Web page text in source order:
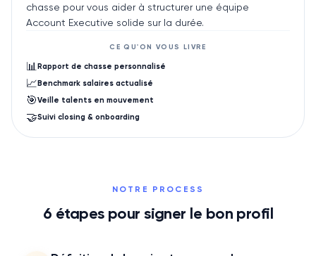
chasse pour vous aider à structurer une équipe
Account Executive solide sur la durée.
CE QU'ON VOUS LIVRE
📊 Rapport de chasse personnalisé
📈Benchmark salaires actualisé
🎯Veille talents en mouvement
🤝Suivi closing & onboarding
NOTRE PROCESS
6 étapes pour signer le bon profil